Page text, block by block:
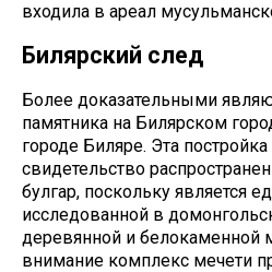
входила в ареал
Билярский след
Более доказательными
памятника на Билярском
городе Биляре. Эта
свидетельство
булгар, поскольку является
исследованной в
деревянной и белокаменной
внимание комплекс мечети